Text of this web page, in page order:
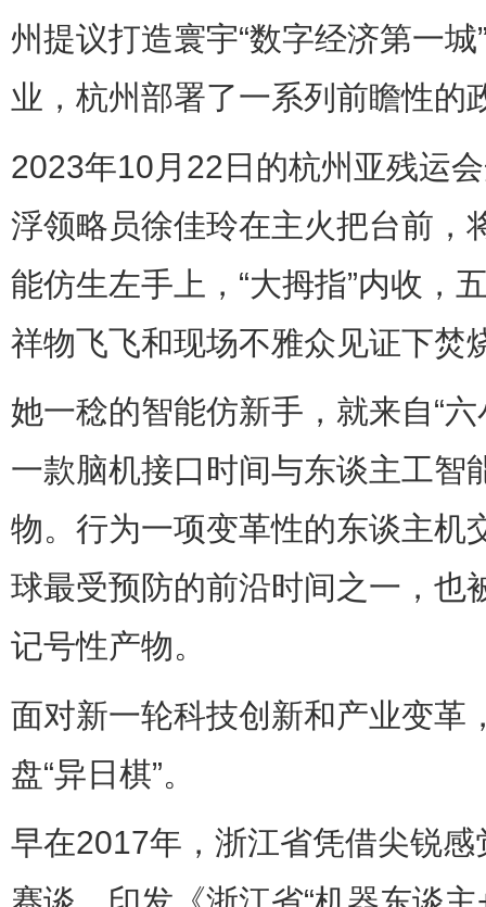
州提议打造寰宇“数字经济第一
业，杭州部署了一系列前瞻性
2023年10月22日的杭州亚残运
浮领略员徐佳玲在主火把台前，
能仿生左手上，“大拇指”内收，
祥物飞飞和现场不雅众见证下焚
她一稔的智能仿新手，就来自“
一款脑机接口时间与东谈主工智
物。行为一项变革性的东谈主机
球最受预防的前沿时间之一，也
记号性产物。
面对新一轮科技创新和产业变革
盘“异日棋”。
早在2017年，浙江省凭借尖锐